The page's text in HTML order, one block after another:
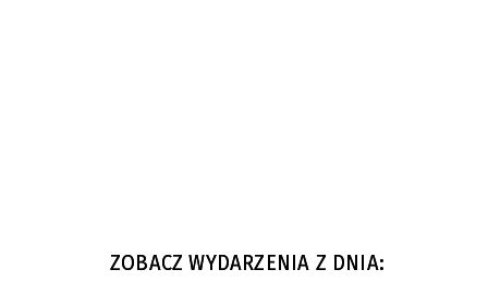
ZOBACZ WYDARZENIA Z DNIA: